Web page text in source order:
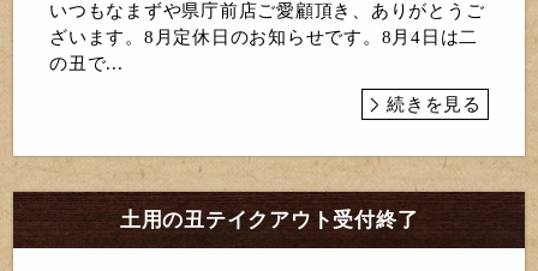
いつもなまずや県庁前店ご愛顧頂き、ありがとうご
ざいます。8月定休日のお知らせです。8月4日は二
の丑で...
続きを見る
土用の丑テイクアウト受付終了